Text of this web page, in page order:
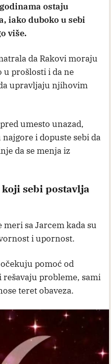
ostaju
iako duboko u sebi
više.
da Rakovi moraju
u prošlosti i da ne
upravljaju njihovim
umesto unazad,
i dopuste sebi da
da se menja iz
sebi postavlja
meri sa Jarcem kada su
i upornost.
pomoć od
probleme, sami
teret obaveza.